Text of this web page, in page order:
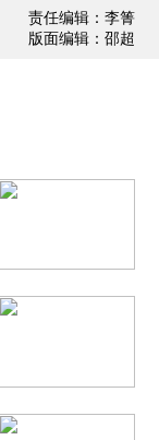
责任编辑：李箐
版面编辑：邵超